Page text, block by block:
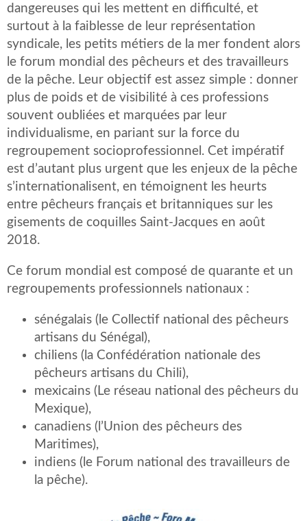
dangereuses qui les mettent en difficulté, et
surtout à la faiblesse de leur représentation
syndicale, les petits métiers de la mer fondent alors
le forum mondial des pêcheurs et des travailleurs
de la pêche. Leur objectif est assez simple : donner
plus de poids et de visibilité à ces professions
souvent oubliées et marquées par leur
individualisme, en pariant sur la force du
regroupement socioprofessionnel. Cet impératif
est d’autant plus urgent que les enjeux de la pêche
s’internationalisent, en témoignent les heurts
entre pêcheurs français et britanniques sur les
gisements de coquilles Saint-Jacques en août
2018.
Ce forum mondial est composé de quarante et un
regroupements professionnels nationaux :
sénégalais (le Collectif national des pêcheurs
artisans du Sénégal),
chiliens (la Confédération nationale des
pêcheurs artisans du Chili),
mexicains (Le réseau national des pêcheurs du
Mexique),
canadiens (l’Union des pêcheurs des
Maritimes),
indiens (le Forum national des travailleurs de
la pêche).